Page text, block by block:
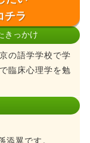
チラ
きっかけ
の語学学校で学
臨床心理学を勉
添翼です。